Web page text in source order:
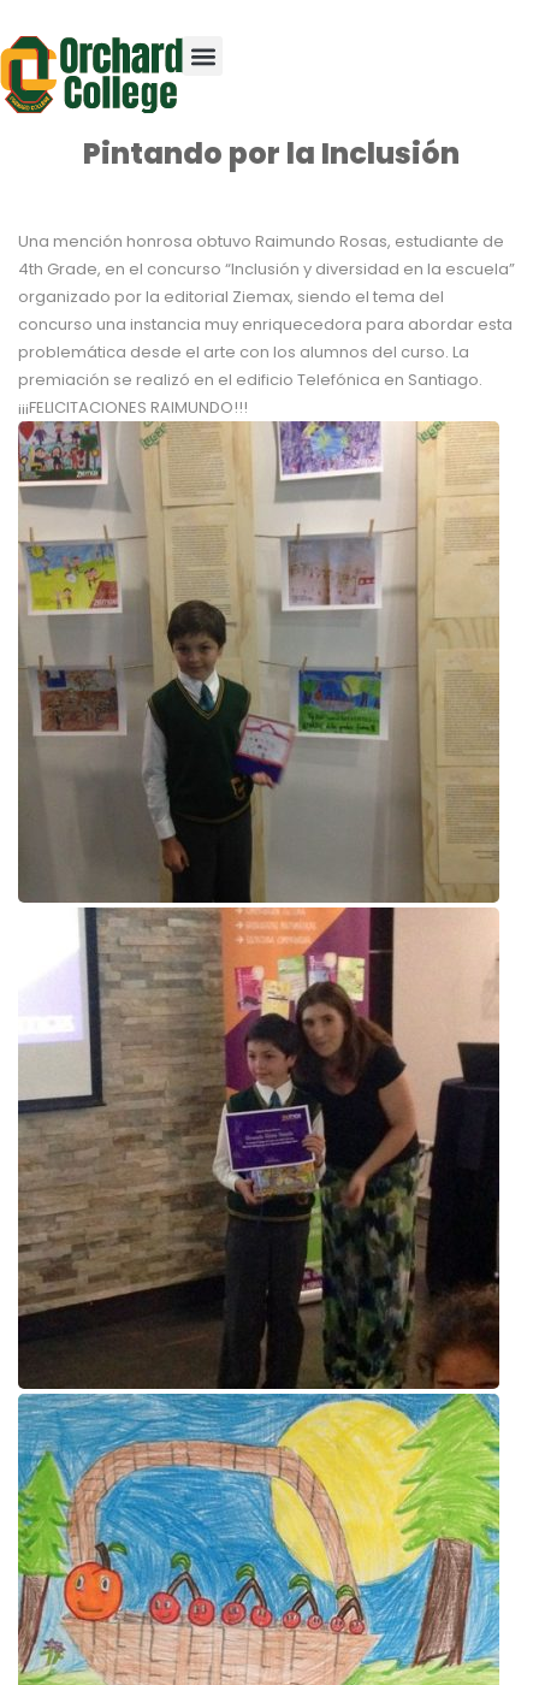
Pintando por la Inclusión
Una mención honrosa obtuvo Raimundo Rosas, estudiante de
4th Grade, en el concurso “Inclusión y diversidad en la escuela”
organizado por la editorial Ziemax, siendo el tema del
concurso una instancia muy enriquecedora para abordar esta
problemática desde el arte con los alumnos del curso. La
premiación se realizó en el edificio Telefónica en Santiago.
¡¡¡FELICITACIONES RAIMUNDO!!!